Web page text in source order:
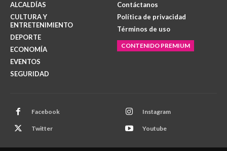
ALCALDÍAS
CULTURA Y
ENTRETENIMIENTO
DEPORTE
ECONOMÍA
EVENTOS
SEGURIDAD
Contáctanos
Política de privacidad
Términos de uso
CONTENIDO PREMIUM
Facebook Instagram
Twitter Youtube